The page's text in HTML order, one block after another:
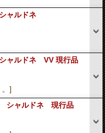
ャルドネ
ャルドネ VV 現行品
。]
シャルドネ 現行品